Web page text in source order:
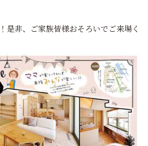
是非、ご家族皆様おそろいでご来場く